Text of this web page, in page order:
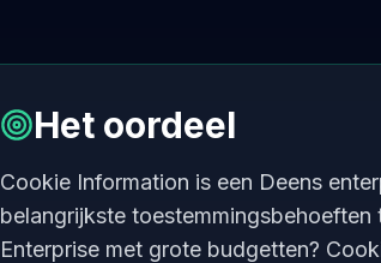
Het oordeel
Cookie Information is een Deens
belangrijkste
Enterprise met grote budgetten?